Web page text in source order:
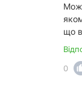
що
0